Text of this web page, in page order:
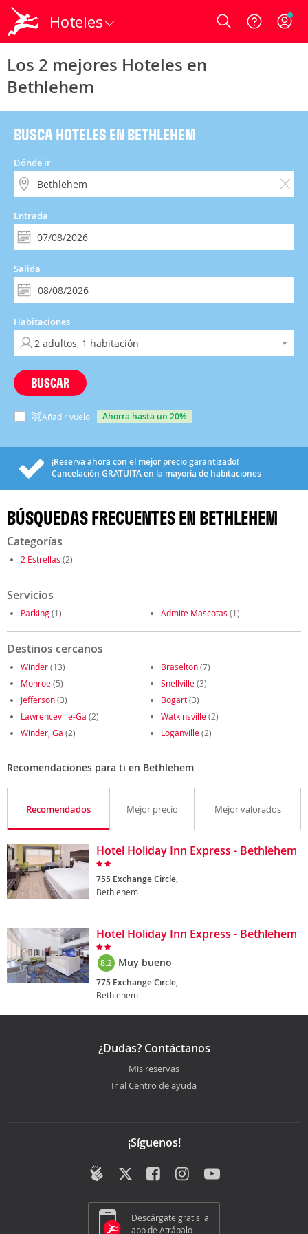
Hoteles Login
Los 2 mejores Hoteles en
Bethlehem
BUSCA HOTELES EN BETHLEHEM
Dónde ir
Entrada
Salida
Habitaciones
BUSCAR
Añadir vuelo ahorra hasta un 20%
¡Reserva ahora con el mejor precio garantizado!
Cancelación GRATUITAen la mayoría de habitaciones
BÚSQUEDAS FRECUENTES EN BETHLEHEM
Categorías
2 Estrellas (2)
Servicios
Parking(1) Admite Mascotas (1)
Destinos cercanos
Winder(13) Braselton(7)
Monroe(5) Snellville(3)
Jefferson(3) Bogart(3)
Lawrenceville-Ga (2) Watkinsville(2)
Winder, Ga (2) Loganville(2)
Recomendaciones para ti en Bethlehem
Recomendados Mejor precio Mejor valorados
Hotel Holiday Inn Express - Bethlehem
755 Exchange Circle,
Bethlehem
Hotel Holiday Inn Express - Bethlehem
8.2 Muy bueno
775 Exchange Circle,
Bethlehem
¿Dudas? Contáctanos
Mis reservas
Ir al Centro de ayuda
¡Síguenos!
Descárgate gratis la
app de Atrápalo